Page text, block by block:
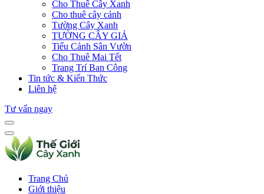
Cho Thuê Cây Xanh
Cho thuê cây cảnh
Tường Cây Xanh
TƯỜNG CÂY GIẢ
Tiểu Cảnh Sân Vườn
Cho Thuê Mai Tết
Trang Trí Ban Công
Tin tức & Kiến Thức
Liên hệ
Tư vấn ngay
Trang Chủ
Giới thiệu